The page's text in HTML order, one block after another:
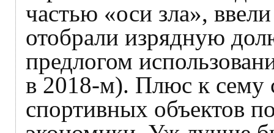
частью «оси зла»,
отобрали изрядную
предлогом
в 2018‑м). Плюс к сему
спортивных объектов